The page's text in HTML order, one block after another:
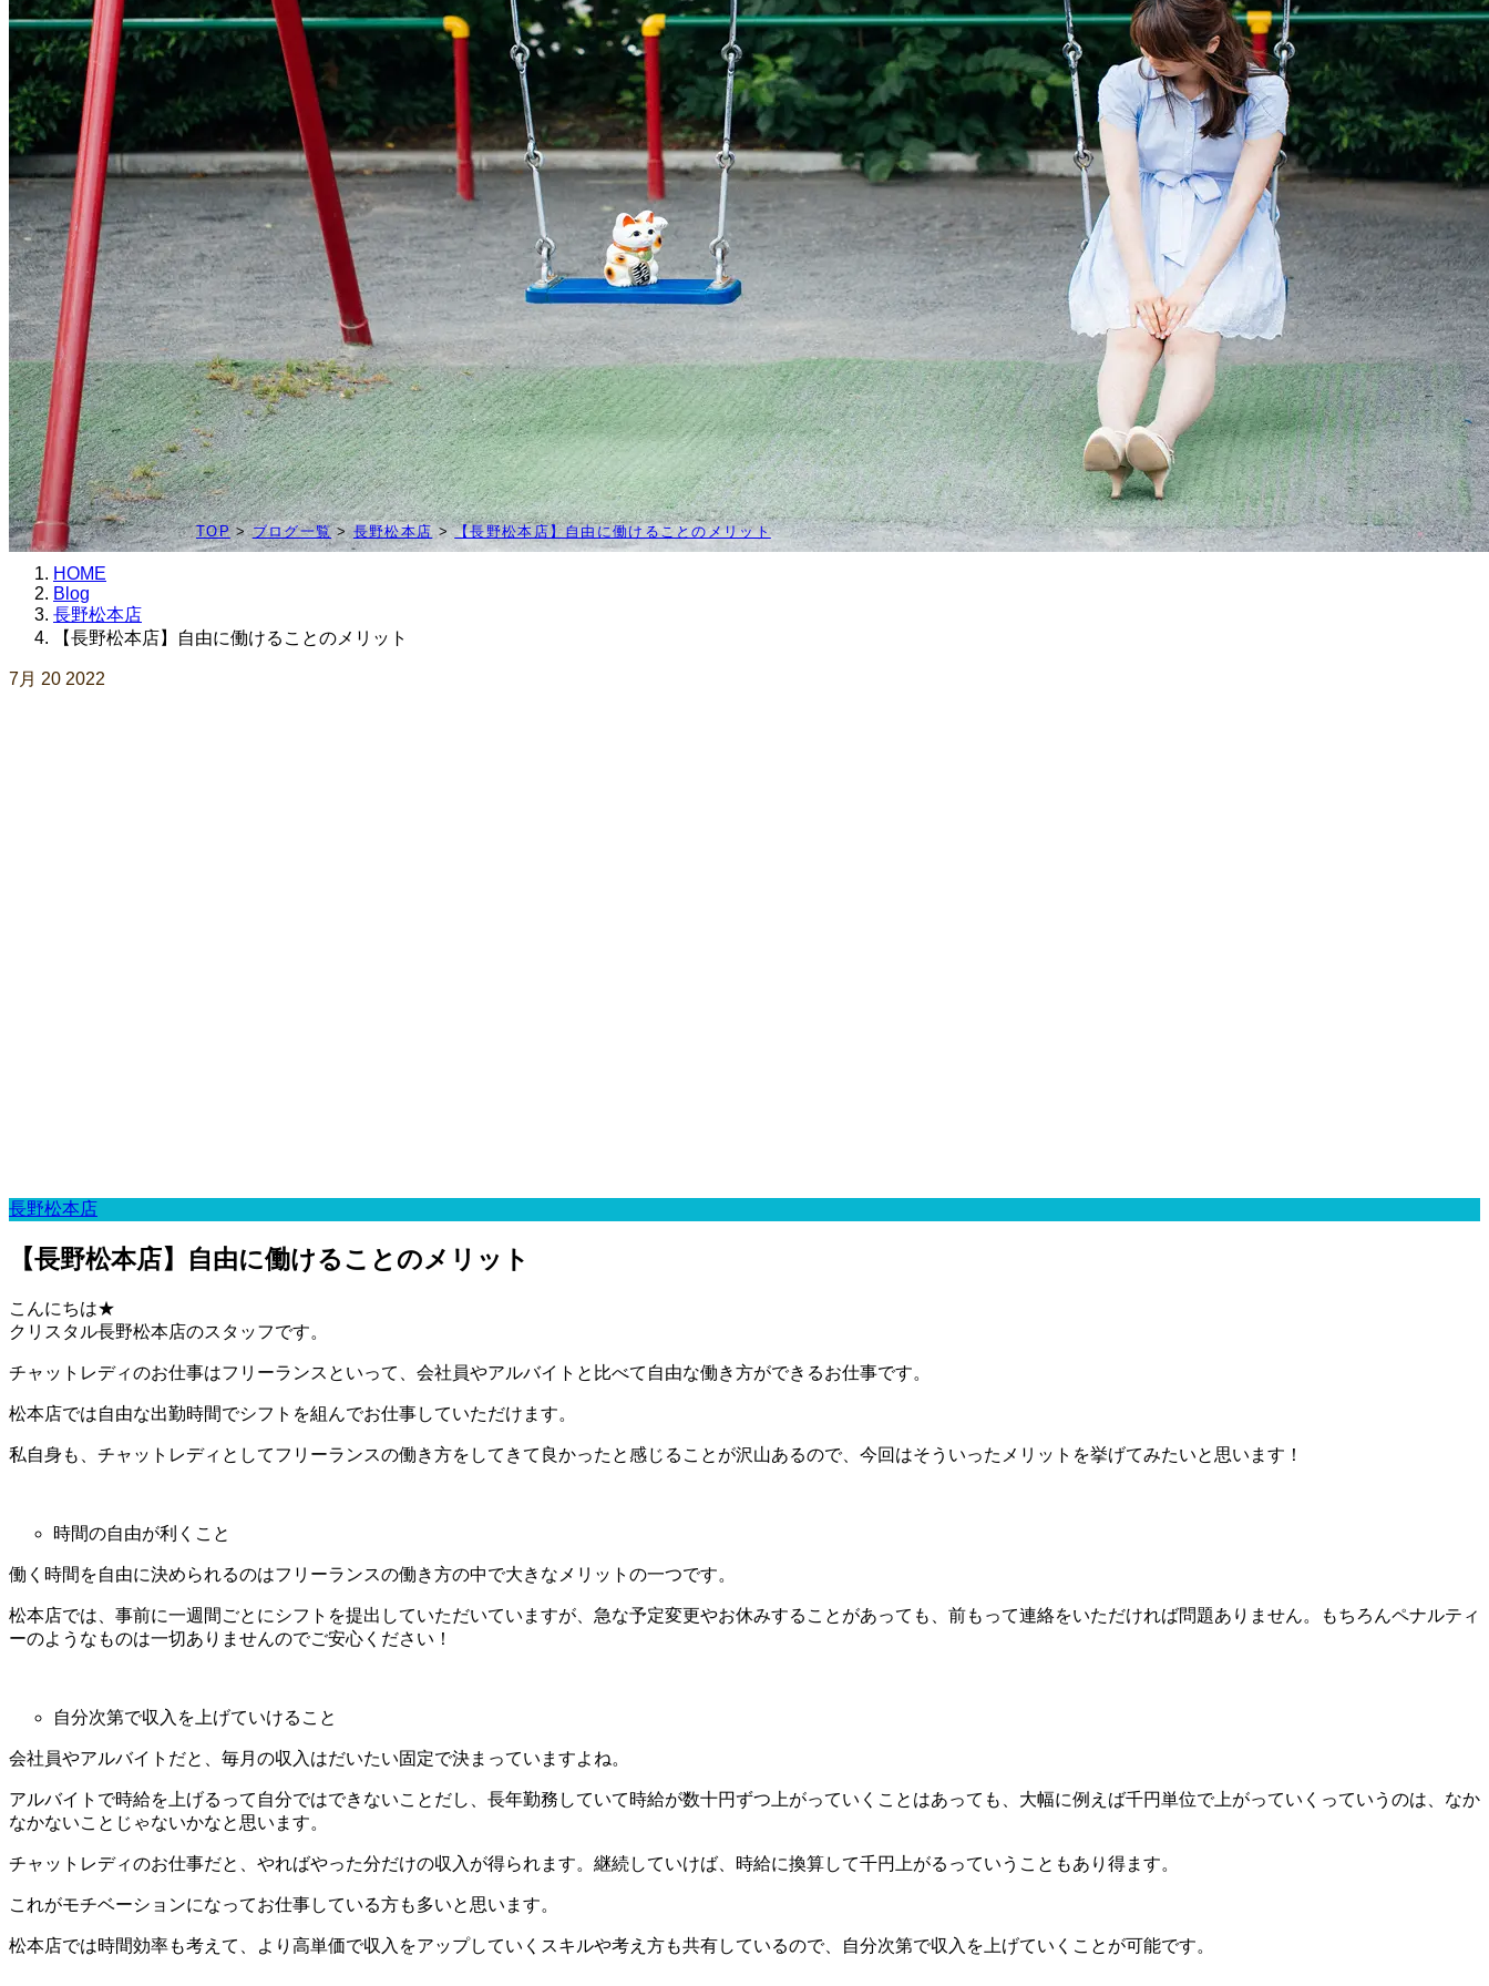
TOP>ブログ一覧>長野松本店>【長野松本店】自由に働けることのメリット
HOME
Blog
長野松本店
【長野松本店】自由に働けることのメリット
7月 20 2022
長野松本店
【長野松本店】自由に働けることのメリット
こんにちは★
クリスタル長野松本店のスタッフです。
チャットレディのお仕事はフリーランスといって、会社員やアルバイトと比べて自由な働き方ができるお仕事です。
松本店では自由な出勤時間でシフトを組んでお仕事していただけます。
私自身も、チャットレディとしてフリーランスの働き方をしてきて良かったと感じることが沢山あるので、今回はそういったメリットを挙げてみたいと思います！
時間の自由が利くこと
働く時間を自由に決められるのはフリーランスの働き方の中で大きなメリットの一つです。
松本店では、事前に一週間ごとにシフトを提出していただいていますが、急な予定変更やお休みすることがあっても、前もって連絡をいただければ問題ありません。もちろんペナルティ
ーのようなものは一切ありませんのでご安心ください！
自分次第で収入を上げていけること
会社員やアルバイトだと、毎月の収入はだいたい固定で決まっていますよね。
アルバイトで時給を上げるって自分ではできないことだし、長年勤務していて時給が数十円ずつ上がっていくことはあっても、大幅に例えば千円単位で上がっていくっていうのは、なか
なかないことじゃないかなと思います。
チャットレディのお仕事だと、やればやった分だけの収入が得られます。継続していけば、時給に換算して千円上がるっていうこともあり得ます。
これがモチベーションになってお仕事している方も多いと思います。
松本店では時間効率も考えて、より高単価で収入をアップしていくスキルや考え方も共有しているので、自分次第で収入を上げていくことが可能です。